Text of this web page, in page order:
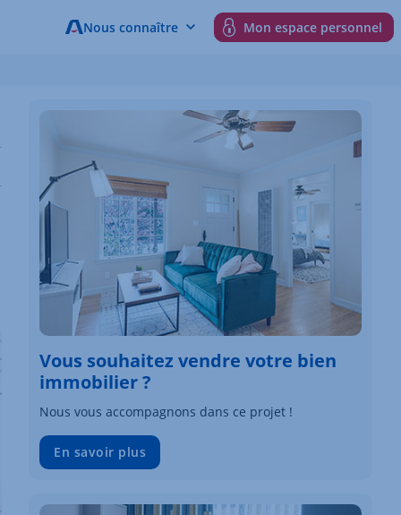
Nous connaître Mon espace personnel
Vous souhaitez vendre votre bien
immobilier ?
Nous vous accompagnons dans ce projet !
En savoir plus